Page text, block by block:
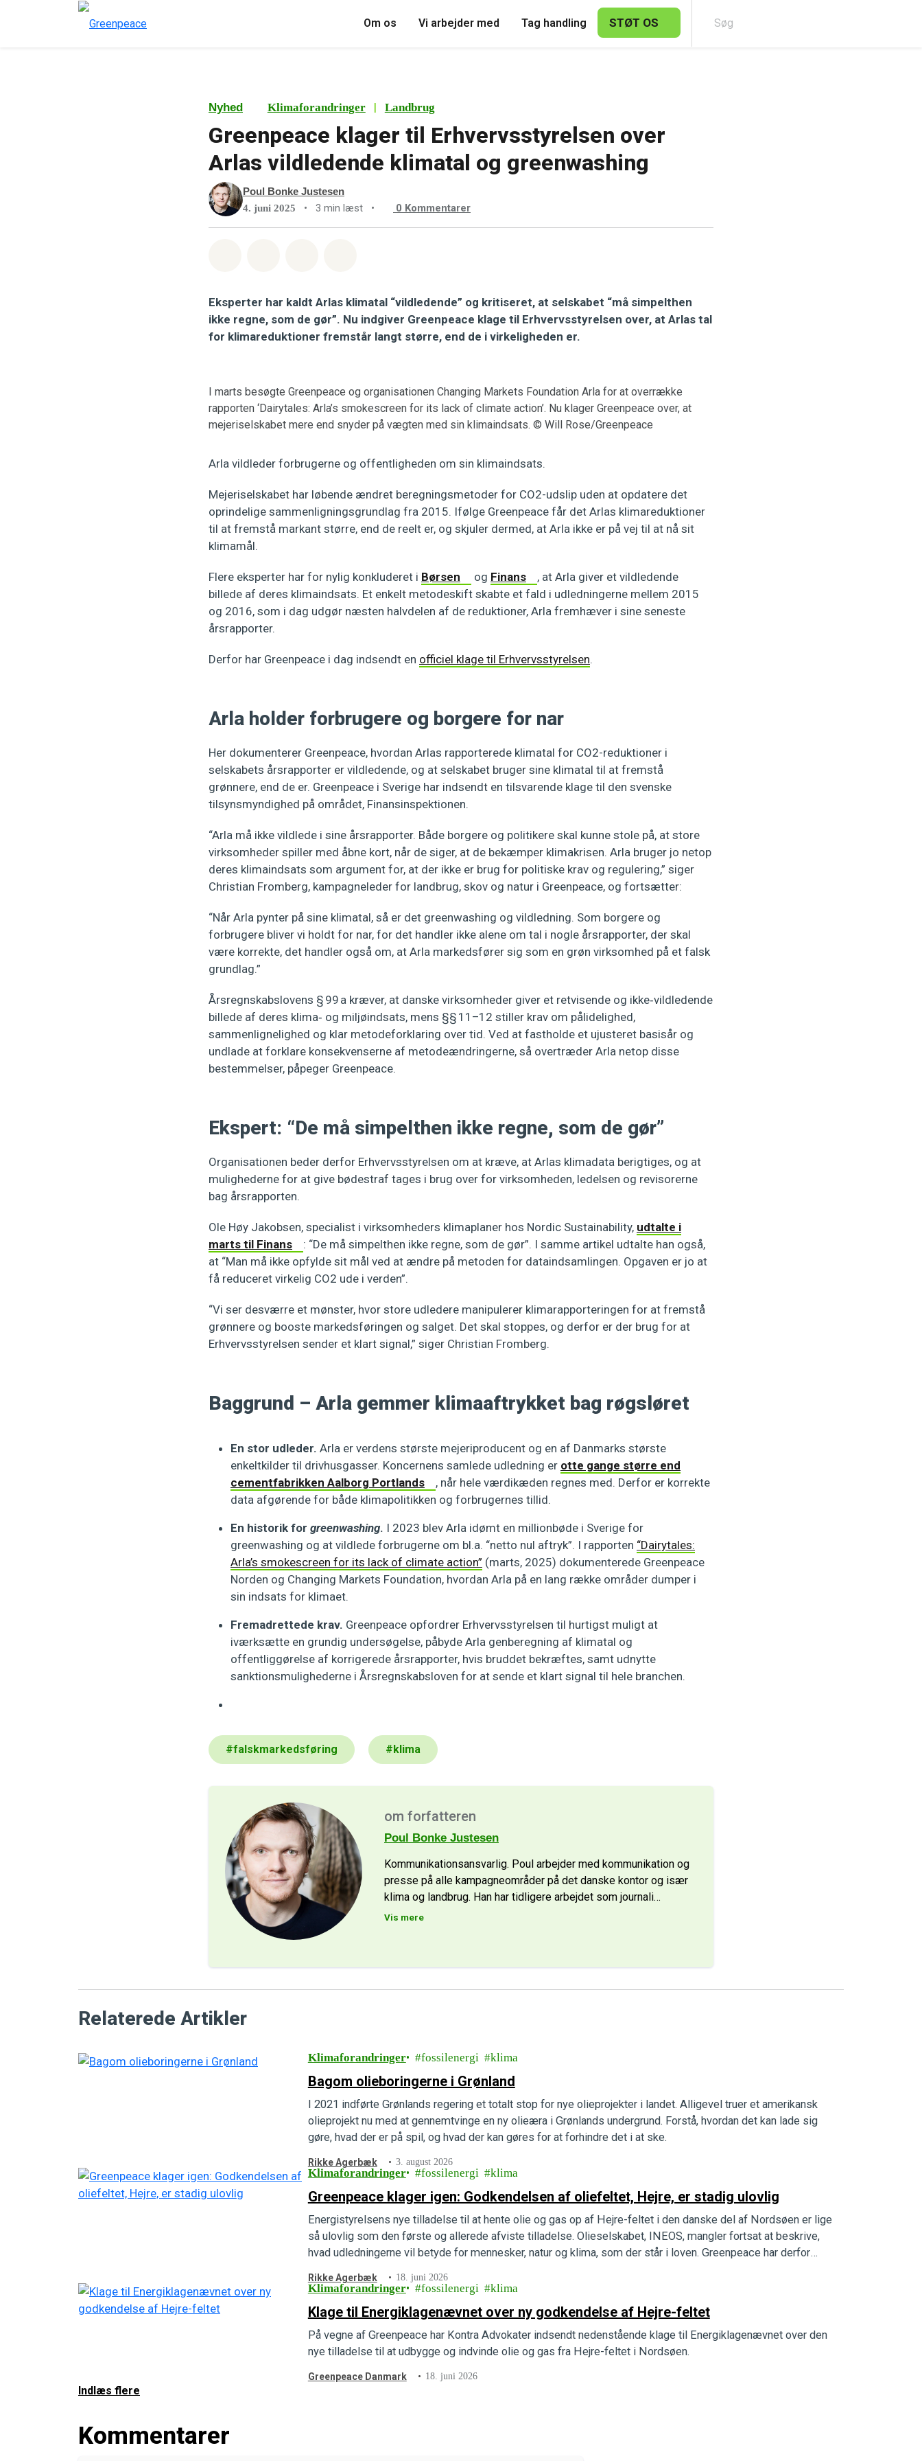
Om os Vi arbejder med Tag handling STØT OS
Nyhed Klimaforandringer | Landbrug
Greenpeace klager til Erhvervsstyrelsen over
Arlas vildledende klimatal og greenwashing
Poul Bonke Justesen
4. juni 2025 • 3 min læst • 0 Kommentarer
Eksperter har kaldt Arlas klimatal “vildledende” og kritiseret, at selskabet “må simpelthen
ikke regne, som de gør”. Nu indgiver Greenpeace klage til Erhvervsstyrelsen over, at Arlas tal
for klimareduktioner fremstår langt større, end de i virkeligheden er.
I marts besøgte Greenpeace og organisationen Changing Markets Foundation Arla for at overrække
rapporten ‘Dairytales: Arla’s smokescreen for its lack of climate action’. Nu klager Greenpeace over, at
mejeriselskabet mere end snyder på vægten med sin klimaindsats. © Will Rose/Greenpeace
Arla vildleder forbrugerne og offentligheden om sin klimaindsats.
Mejeriselskabet har løbende ændret beregningsmetoder for CO2-udslip uden at opdatere det
oprindelige sammenligningsgrundlag fra 2015. Ifølge Greenpeace får det Arlas klimareduktioner
til at fremstå markant større, end de reelt er, og skjuler dermed, at Arla ikke er på vej til at nå sit
klimamål.
Flere eksperter har for nylig konkluderet i Børsen og Finans
, at Arla giver et vildledende
billede af deres klimaindsats. Et enkelt metodeskift skabte et fald i udledningerne mellem 2015
og 2016, som i dag udgør næsten halvdelen af de reduktioner, Arla fremhæver i sine seneste
årsrapporter.
Derfor har Greenpeace i dag indsendt en officiel klage til Erhvervsstyrelsen.
Arla holder forbrugere og borgere for nar
Her dokumenterer Greenpeace, hvordan Arlas rapporterede klimatal for CO2-reduktioner i
selskabets årsrapporter er vildledende, og at selskabet bruger sine klimatal til at fremstå
grønnere, end de er. Greenpeace i Sverige har indsendt en tilsvarende klage til den svenske
tilsynsmyndighed på området, Finansinspektionen.
“Arla må ikke vildlede i sine årsrapporter. Både borgere og politikere skal kunne stole på, at store
virksomheder spiller med åbne kort, når de siger, at de bekæmper klimakrisen. Arla bruger jo netop
deres klimaindsats som argument for, at der ikke er brug for politiske krav og regulering,” siger
Christian Fromberg, kampagneleder for landbrug, skov og natur i Greenpeace, og fortsætter:
“Når Arla pynter på sine klimatal, så er det greenwashing og vildledning. Som borgere og
forbrugere bliver vi holdt for nar, for det handler ikke alene om tal i nogle årsrapporter, der skal
være korrekte, det handler også om, at Arla markedsfører sig som en grøn virksomhed på et falsk
grundlag.”
Årsregnskabslovens § 99 a kræver, at danske virksomheder giver et retvisende og ikke‑vildledende
billede af deres klima‑ og miljøindsats, mens §§ 11–12 stiller krav om pålidelighed,
sammenlignelighed og klar metodeforklaring over tid. Ved at fastholde et ujusteret basisår og
undlade at forklare konsekvenserne af metodeændringerne, så overtræder Arla netop disse
bestemmelser, påpeger Greenpeace.
Ekspert: “De må simpelthen ikke regne, som de gør”
Organisationen beder derfor Erhvervsstyrelsen om at kræve, at Arlas klimadata berigtiges, og at
mulighederne for at give bødestraf tages i brug over for virksomheden, ledelsen og revisorerne
bag årsrapporten.
Ole Høy Jakobsen, specialist i virksomheders klimaplaner hos Nordic Sustainability, udtalte i
marts til Finans
: “De må simpelthen ikke regne, som de gør”. I samme artikel udtalte han også,
at “Man må ikke opfylde sit mål ved at ændre på metoden for dataindsamlingen. Opgaven er jo at
få reduceret virkelig CO2 ude i verden”.
“Vi ser desværre et mønster, hvor store udledere manipulerer klimarapporteringen for at fremstå
grønnere og booste markedsføringen og salget. Det skal stoppes, og derfor er der brug for at
Erhvervsstyrelsen sender et klart signal,” siger Christian Fromberg.
Baggrund – Arla gemmer klimaaftrykket bag røgsløret
En stor udleder. Arla er verdens største mejeriproducent og en af Danmarks største
enkeltkilder til drivhusgasser. Koncernens samlede udledning er otte gange større end
cementfabrikken Aalborg Portlands
, når hele værdikæden regnes med. Derfor er korrekte
data afgørende for både klimapolitikken og forbrugernes tillid.
En historik for greenwashing. I 2023 blev Arla idømt en millionbøde i Sverige for
greenwashing og at vildlede forbrugerne om bl.a. “netto nul aftryk”. I rapporten “Dairytales:
Arla’s smokescreen for its lack of climate action” (marts, 2025) dokumenterede Greenpeace
Norden og Changing Markets Foundation, hvordan Arla på en lang række områder dumper i
sin indsats for klimaet.
Fremadrettede krav. Greenpeace opfordrer Erhvervsstyrelsen til hurtigst muligt at
iværksætte en grundig undersøgelse, påbyde Arla genberegning af klimatal og
offentliggørelse af korrigerede årsrapporter, hvis bruddet bekræftes, samt udnytte
sanktionsmulighederne i Årsregnskabsloven for at sende et klart signal til hele branchen.
#falskmarkedsføring #klima
om forfatteren
Poul Bonke Justesen
Kommunikationsansvarlig. Poul arbejder med kommunikation og
presse på alle kampagneområder på det danske kontor og især
klima og landbrug. Han har tidligere arbejdet som journali…
Vis mere
Relaterede Artikler
Klimaforandringer fossilenergi klima
Bagom olieboringerne i Grønland
I 2021 indførte Grønlands regering et totalt stop for nye olieprojekter i landet. Alligevel truer et amerikansk
olieprojekt nu med at gennemtvinge en ny olieæra i Grønlands undergrund. Forstå, hvordan det kan lade sig
gøre, hvad der er på spil, og hvad der kan gøres for at forhindre det i at ske.
Rikke Agerbæk 3. august 2026
Klimaforandringer fossilenergi klima
Greenpeace klager igen: Godkendelsen af oliefeltet, Hejre, er stadig ulovlig
Energistyrelsens nye tilladelse til at hente olie og gas op af Hejre-feltet i den danske del af Nordsøen er lige
så ulovlig som den første og allerede afviste tilladelse. Olieselskabet, INEOS, mangler fortsat at beskrive,
hvad udledningerne vil betyde for mennesker, natur og klima, som der står i loven. Greenpeace har derfor
Rikke Agerbæk 18. juni 2026
Klimaforandringer fossilenergi klima
Klage til Energiklagenævnet over ny godkendelse af Hejre-feltet
På vegne af Greenpeace har Kontra Advokater indsendt nedenstående klage til Energiklagenævnet over den
nye tilladelse til at udbygge og indvinde olie og gas fra Hejre-feltet i Nordsøen.
Greenpeace Danmark 18. juni 2026
Indlæs flere
Kommentarer